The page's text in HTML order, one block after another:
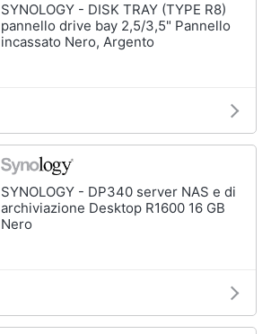
SYNOLOGY - DISK TRAY (TYPE R8)
pannello drive bay 2,5/3,5" Pannello
incassato Nero, Argento
SYNOLOGY - DP340 server NAS e di
archiviazione Desktop R1600 16 GB
Nero